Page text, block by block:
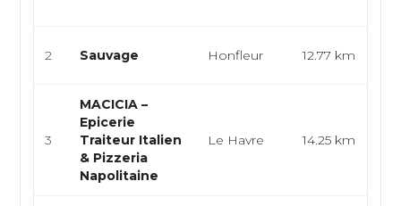
2 Sauvage Honfleur 12.77 km
3
MACICIA –
Epicerie
Traiteur Italien
& Pizzeria
Napolitaine
Le Havre 14.25 km